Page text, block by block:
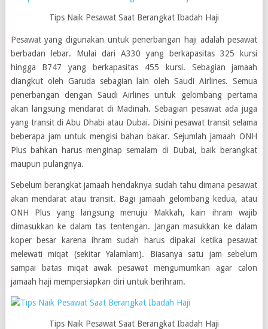
Tips Naik Pesawat Saat Berangkat Ibadah Haji
Pesawat yang digunakan untuk penerbangan haji adalah pesawat
berbadan lebar. Mulai dari A330 yang berkapasitas 325 kursi
hingga B747 yang berkapasitas 455 kursi. Sebagian jamaah
diangkut oleh Garuda sebagian lain oleh Saudi Airlines. Semua
penerbangan dengan Saudi Airlines untuk gelombang pertama
akan langsung mendarat di Madinah. Sebagian pesawat ada juga
yang transit di Abu Dhabi atau Dubai. Disini pesawat transit selama
beberapa jam untuk mengisi bahan bakar. Sejumlah jamaah ONH
Plus bahkan harus menginap semalam di Dubai, baik berangkat
maupun pulangnya.
Sebelum berangkat jamaah hendaknya sudah tahu dimana pesawat
akan mendarat atau transit. Bagi jamaah gelombang kedua, atau
ONH Plus yang langsung menuju Makkah, kain ihram wajib
dimasukkan ke dalam tas tentengan. Jangan masukkan ke dalam
koper besar karena ihram sudah harus dipakai ketika pesawat
melewati miqat (sekitar Yalamlam). Biasanya satu jam sebelum
sampai batas miqat awak pesawat mengumumkan agar calon
jamaah haji mempersiapkan diri untuk berihram.
Tips Naik Pesawat Saat Berangkat Ibadah Haji